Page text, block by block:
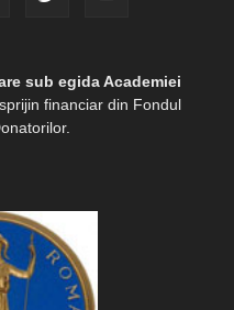
sub egida Academiei
financiar din Fondul